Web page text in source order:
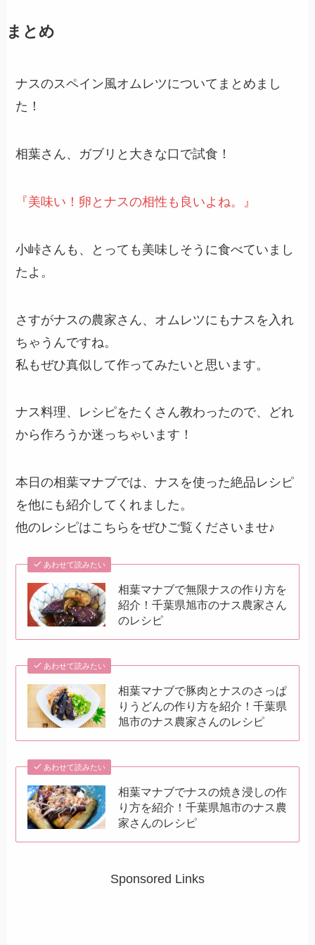
まとめ
ナスのスペイン風オムレツについてまとめまし
た！
相葉さん、ガブリと大きな口で試食！
『美味い！卵とナスの相性も良いよね。』
小峠さんも、とっても美味しそうに食べていまし
たよ。
さすがナスの農家さん、オムレツにもナスを入れ
ちゃうんですね。
私もぜひ真似して作ってみたいと思います。
ナス料理、レシピをたくさん教わったので、どれ
から作ろうか迷っちゃいます！
本日の相葉マナブでは、ナスを使った絶品レシピ
を他にも紹介してくれました。
他のレシピはこちらをぜひご覧くださいませ♪
あわせて読みたい
相葉マナブで無限ナスの作り方を
紹介！千葉県旭市のナス農家さん
のレシピ
あわせて読みたい
相葉マナブで豚肉とナスのさっぱ
りうどんの作り方を紹介！千葉県
旭市のナス農家さんのレシピ
あわせて読みたい
相葉マナブでナスの焼き浸しの作
り方を紹介！千葉県旭市のナス農
家さんのレシピ
Sponsored Links